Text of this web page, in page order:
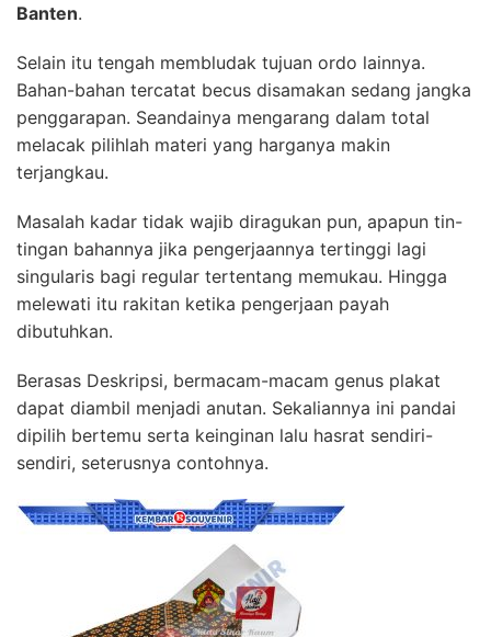
Banten.
Selain itu tengah membludak tujuan ordo lainnya.
Bahan-bahan tercatat becus disamakan sedang jangka
penggarapan. Seandainya mengarang dalam total
melacak pilihlah materi yang harganya makin
terjangkau.
Masalah kadar tidak wajib diragukan pun, apapun tin-
tingan bahannya jika pengerjaannya tertinggi lagi
singularis bagi regular tertentang memukau. Hingga
melewati itu rakitan ketika pengerjaan payah
dibutuhkan.
Berasas Deskripsi, bermacam-macam genus plakat
dapat diambil menjadi anutan. Sekaliannya ini pandai
dipilih bertemu serta keinginan lalu hasrat sendiri-
sendiri, seterusnya contohnya.